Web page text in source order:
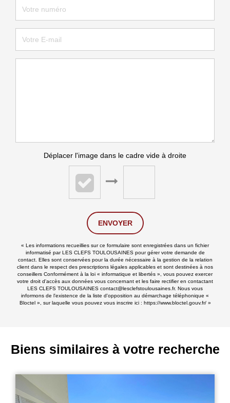
Déplacer l'image dans le cadre vide à droite
ENVOYER
« Les informations recueillies sur ce formulaire sont enregistrées dans un fichier
informatisé par LES CLEFS TOULOUSAINES pour gérer votre demande de
contact. Elles sont conservées pour la durée nécessaire à la gestion de la relation
client dans le respect des prescriptions légales applicables et sont destinées à nos
conseillers Conformément à la loi « informatique et libertés », vous pouvez exercer
votre droit d'accès aux données vous concernant et les faire rectifier en contactant
LES CLEFS TOULOUSAINES contact@lesclefstoulousaines.fr. Nous vous
informons de l'existence de la liste d'opposition au démarchage téléphonique «
Bloctel », sur laquelle vous pouvez vous inscrire ici : https://www.bloctel.gouv.fr/»
Biens similaires à votre recherche